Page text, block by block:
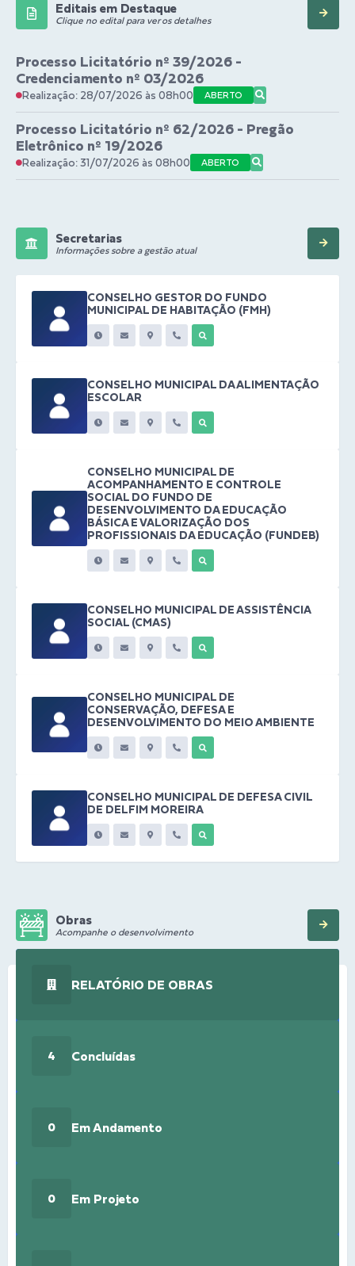
Editais em Destaque
Clique no edital para ver os detalhes
Processo Licitatório nº 39/2026 -
Credenciamento nº 03/2026
Realização: 28/07/2026 às 08h00 ABERTO
Processo Licitatório nº 62/2026 - Pregão
Eletrônico nº 19/2026
Realização: 31/07/2026 às 08h00 ABERTO
Secretarias
Informações sobre a gestão atual
CONSELHO GESTOR DO FUNDO
MUNICIPAL DE HABITAÇÃO (FMH)
CONSELHO MUNICIPAL DA ALIMENTAÇÃO
ESCOLAR
CONSELHO MUNICIPAL DE
ACOMPANHAMENTO E CONTROLE
SOCIAL DO FUNDO DE
DESENVOLVIMENTO DA EDUCAÇÃO
BÁSICA E VALORIZAÇÃO DOS
PROFISSIONAIS DA EDUCAÇÃO (FUNDEB)
CONSELHO MUNICIPAL DE ASSISTÊNCIA
SOCIAL (CMAS)
CONSELHO MUNICIPAL DE
CONSERVAÇÃO, DEFESA E
DESENVOLVIMENTO DO MEIO AMBIENTE
CONSELHO MUNICIPAL DE DEFESA CIVIL
DE DELFIM MOREIRA
Obras
Acompanhe o desenvolvimento
RELATÓRIO DE OBRAS
4 Concluídas
0 Em Andamento
0 Em Projeto